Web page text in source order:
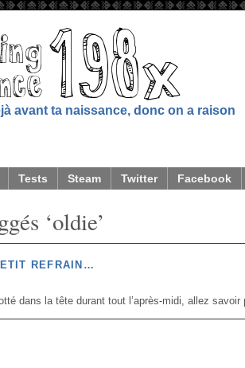
avant ta naissance, donc on a raison
Tests Steam Twitter Facebook
‘oldie’
REFRAIN…
dans la tête durant tout l’après-midi, allez savoir